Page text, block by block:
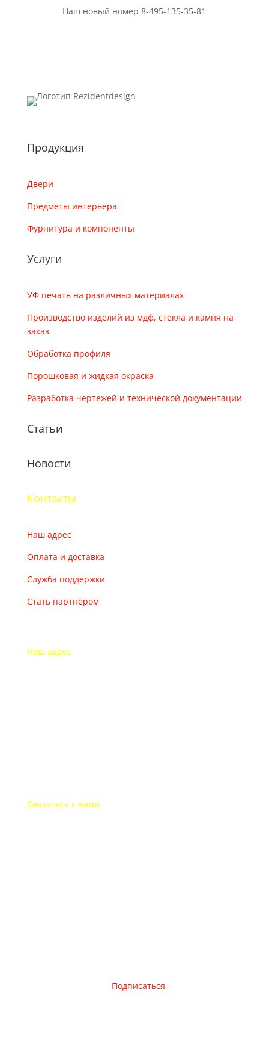
Наш новый номер 8-495-135-35-81
Продукция
Двери
Предметы интерьера
Фурнитура и компоненты
Услуги
УФ печать на различных материалах
Производство изделий из мдф, стекла и камня на
заказ
Обработка профиля
Порошковая и жидкая окраска
Разработка чертежей и технической документации
Статьи
Новости
Контакты
Наш адрес
Оплата и доставка
Служба поддержки
Стать партнёром
Наш адрес
Связаться с нами
Подписаться